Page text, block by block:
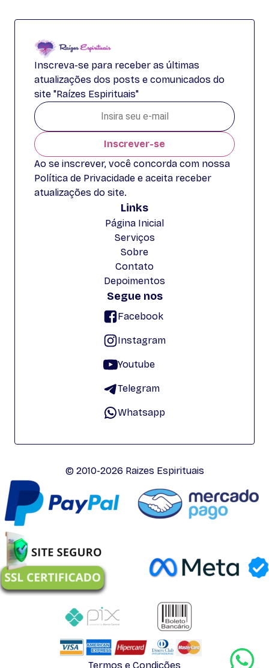
Inscreva-se para receber as últimas
atualizações dos posts e comunicados do
site "Raízes Espirituais"
Inscrever-se
Ao se inscrever, você concorda com nossa
Política de Privacidade e aceita receber
atualizações do site.
Links
Página Inicial
Serviços
Sobre
Contato
Depoimentos
Segue nos
Facebook
Instagram
Youtube
Telegram
Whatsapp
© 2010-2026 Raizes Espirituais
Termos e Condições